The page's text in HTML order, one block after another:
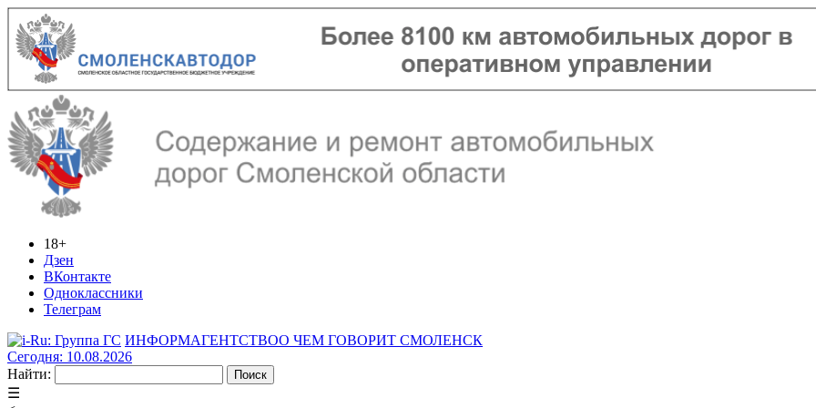
18+
Дзен
ВКонтакте
Одноклассники
Телеграм
ИНФОРМАГЕНТСТВОО ЧЕМ ГОВОРИТ СМОЛЕНСК
Сегодня: 10.08.2026
Найти:
☰